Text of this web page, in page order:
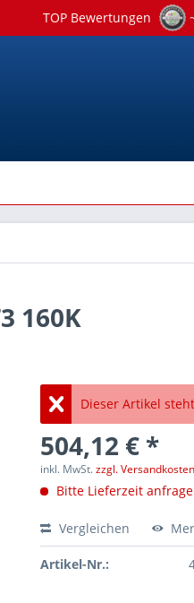
TOP Bewertungen
160K
Dieser Artikel
504,12 € *
inkl. MwSt.zzgl. Versandkosten
Bitte Lieferzeit
Vergleichen
Artikel-Nr.: